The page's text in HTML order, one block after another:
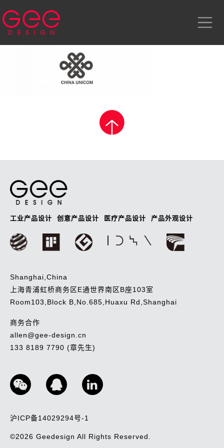
工业产品设计 创意产品设计 医疗产品设计 产品外观设计
Shanghai,China
上海青浦虹桥商务区E通世界南区B座103室
Room103,Block B,No.685,Huaxu Rd,Shanghai
商务合作
allen@gee-design.cn
133 8189 7790 (章先生)
沪ICP备14029294号-1
©2026 Geedesign All Rights Reserved.